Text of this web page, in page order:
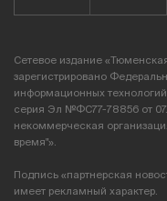
Сетевое издание
зарегистрировано
информационных
серия Эл №ФС77-78856 от
некоммерческая
время"».
Подпись «партнерская
имеет рекламный характер.